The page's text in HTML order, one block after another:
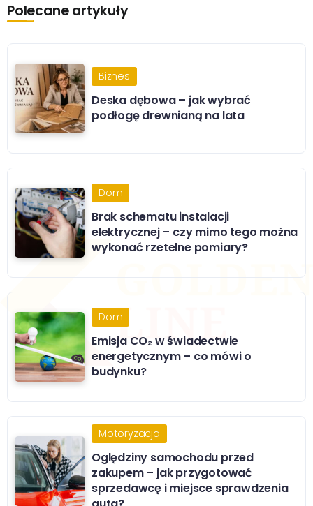
Polecane artykuły
Biznes
Deska dębowa – jak wybrać
podłogę drewnianą na lata
Dom
Brak schematu instalacji
elektrycznej – czy mimo tego można
wykonać rzetelne pomiary?
Dom
Emisja CO₂ w świadectwie
energetycznym – co mówi o
budynku?
Motoryzacja
Oględziny samochodu przed
zakupem – jak przygotować
sprzedawcę i miejsce sprawdzenia